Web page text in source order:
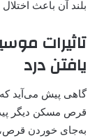
بلند آن باعث
تاثیرات
یافتن درد
گاهی پیش می‌آید
قرص مسکن دیگر
به‌جای خوردن